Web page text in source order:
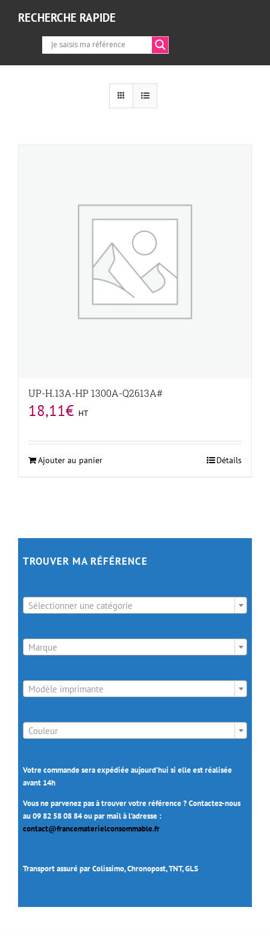
RECHERCHE RAPIDE
UP-H.13A-HP 1300A-Q2613A#
18,11€ HT
Ajouter au panier Détails
TROUVER MA RÉFÉRENCE
Sélectionner une catégorie
Marque
Modèle imprimante
Couleur
Votre commande sera expédiée aujourd’hui si elle est réalisée
avant 14h
Vous ne parvenez pas à trouver votre référence ? Contactez-nous
au 09 82 58 08 84 ou par mail à l’adresse :
contact@francematerielconsommable.fr
Transport assuré par Colissimo, Chronopost, TNT, GLS